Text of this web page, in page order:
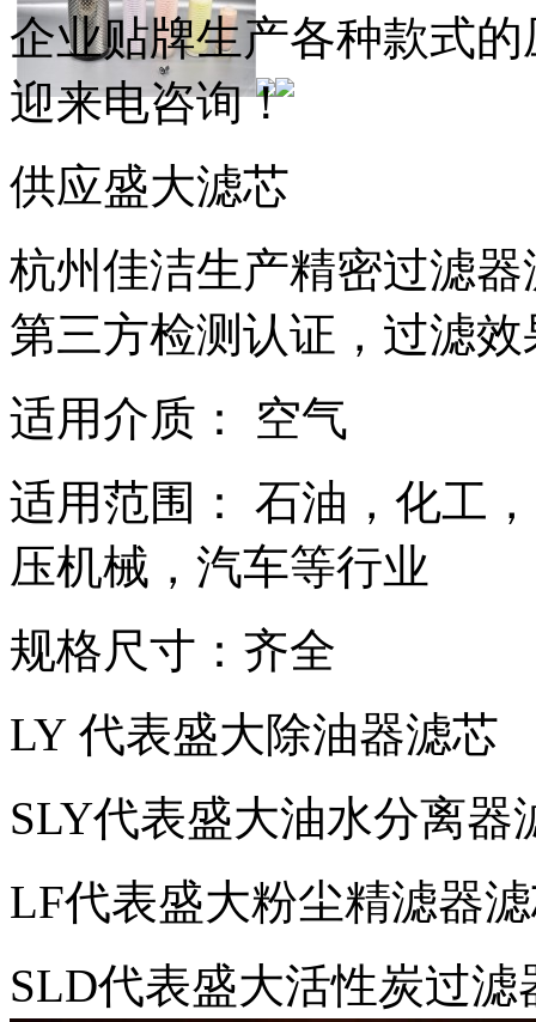
企业贴牌生产各种款式
迎来电咨询！
供应盛大滤芯
杭州佳洁生产精密过滤
第三方检测认证，过滤
适用介质： 空气
适用范围： 石油，化工
压机械，汽车等行业
规格尺寸：齐全
LY 代表盛大除油器滤芯
SLY代表盛大油水分离器
LF代表盛大粉尘精滤器
SLD代表盛大活性炭过滤